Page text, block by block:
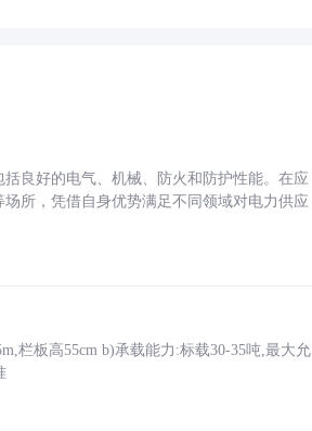
良好的电气、机械、防火和防护性能。在应
所，凭借自身优势满足不同领域对电力供应
栏板高55cm b)承载能力:标载30-35吨,最大允